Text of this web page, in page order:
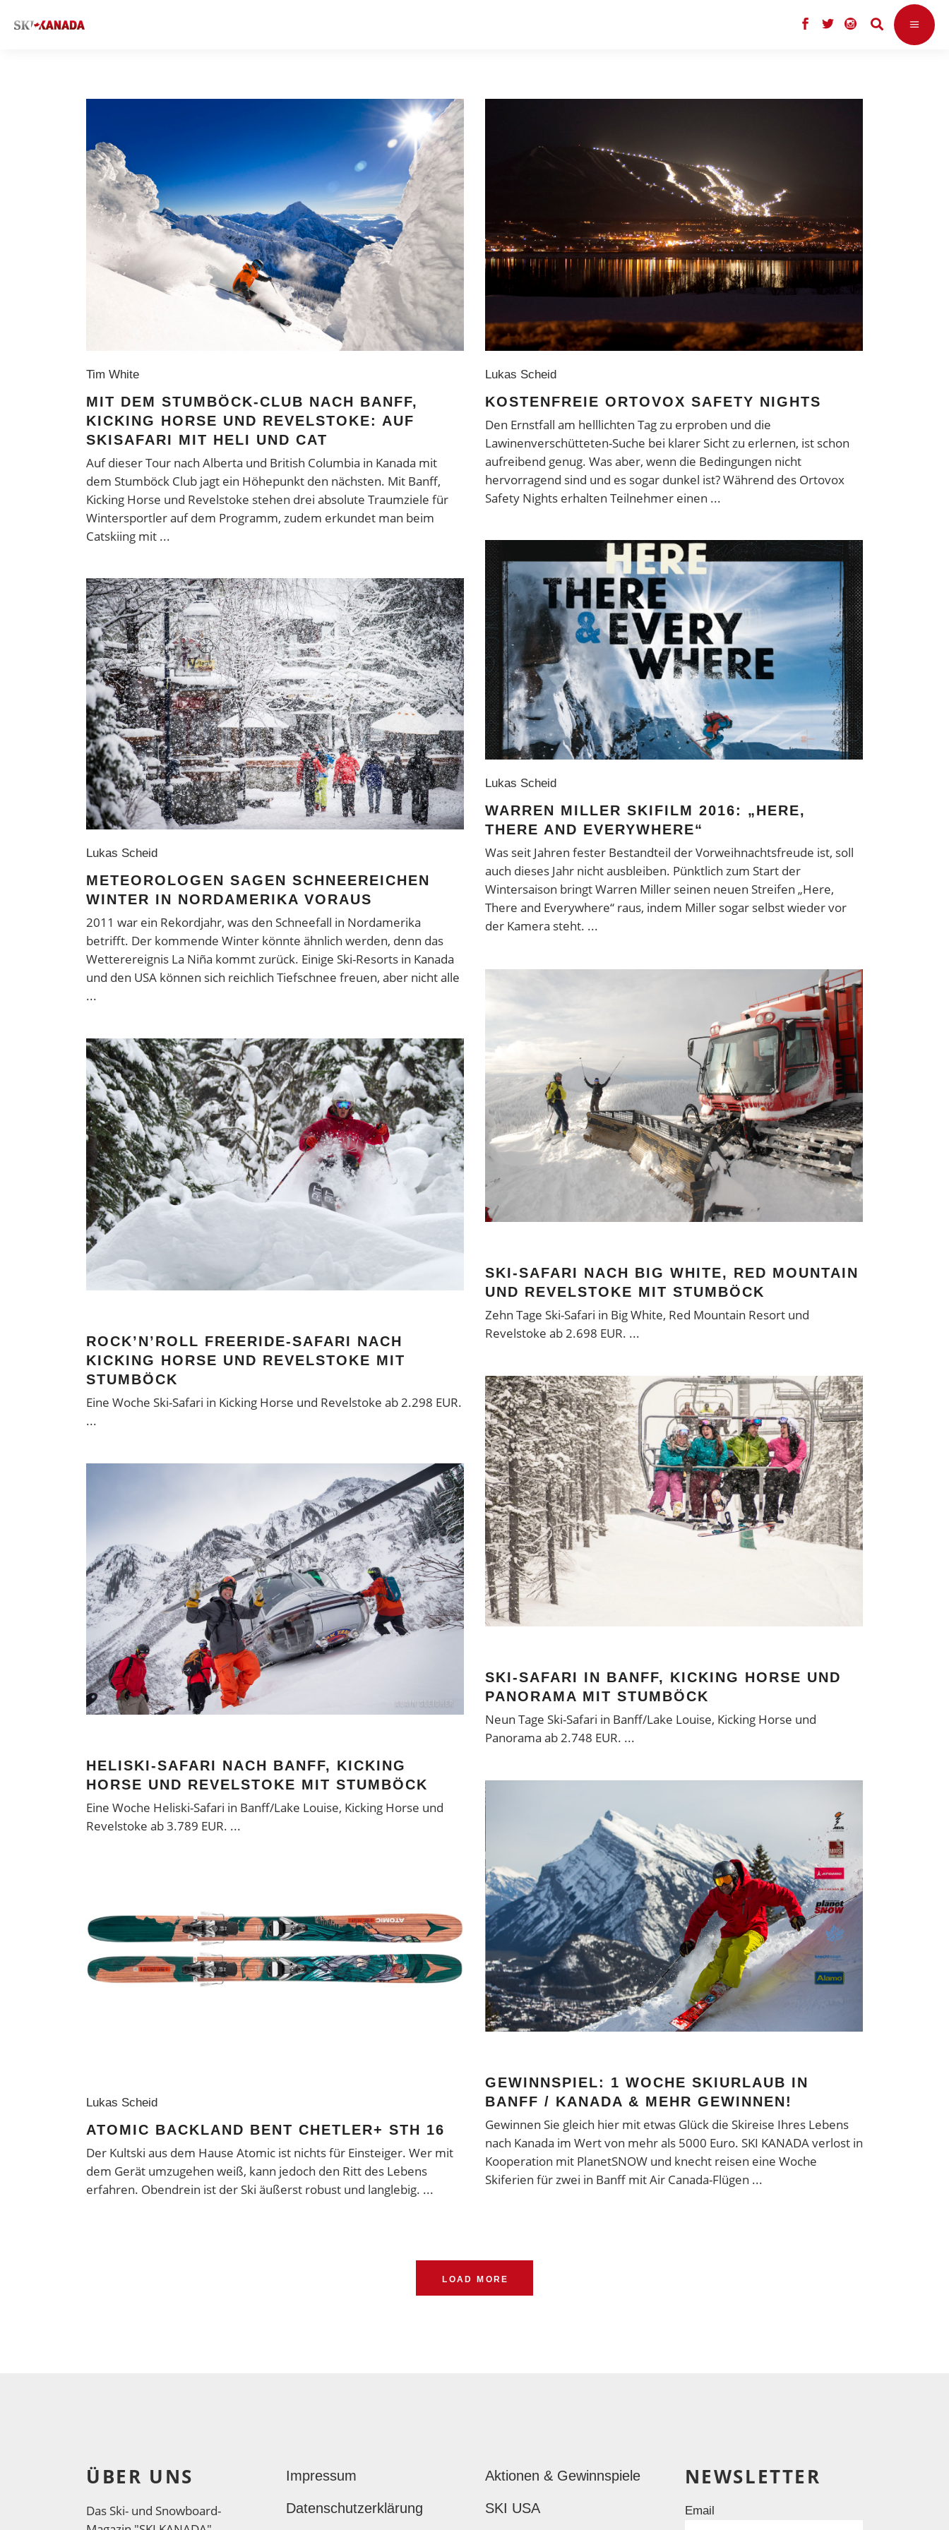
Tim White
MIT DEM STUMBÖCK-CLUB NACH BANFF,
KICKING HORSE UND REVELSTOKE: AUF
SKISAFARI MIT HELI UND CAT
Auf dieser Tour nach Alberta und British Columbia in Kanada mit
dem Stumböck Club jagt ein Höhepunkt den nächsten. Mit Banff,
Kicking Horse und Revelstoke stehen drei absolute Traumziele für
Wintersportler auf dem Programm, zudem erkundet man beim
Catskiing mit
Lukas Scheid
KOSTENFREIE ORTOVOX SAFETY NIGHTS
Den Ernstfall am helllichten Tag zu erproben und die
Lawinenverschütteten-Suche bei klarer Sicht zu erlernen, ist schon
aufreibend genug. Was aber, wenn die Bedingungen nicht
hervorragend sind und es sogar dunkel ist? Während des Ortovox
Safety Nights erhalten Teilnehmer einen
Lukas Scheid
WARREN MILLER SKIFILM 2016: „HERE,
THERE AND EVERYWHERE“
Was seit Jahren fester Bestandteil der Vorweihnachtsfreude ist, soll
auch dieses Jahr nicht ausbleiben. Pünktlich zum Start der
Wintersaison bringt Warren Miller seinen neuen Streifen „Here,
There and Everywhere“ raus, indem Miller sogar selbst wieder vor
der Kamera steht.
Lukas Scheid
METEOROLOGEN SAGEN SCHNEEREICHEN
WINTER IN NORDAMERIKA VORAUS
2011 war ein Rekordjahr, was den Schneefall in Nordamerika
betrifft. Der kommende Winter könnte ähnlich werden, denn das
Wetterereignis La Niña kommt zurück. Einige Ski-Resorts in Kanada
und den USA können sich reichlich Tiefschnee freuen, aber nicht alle
SKI-SAFARI NACH BIG WHITE, RED MOUNTAIN
UND REVELSTOKE MIT STUMBÖCK
Zehn Tage Ski-Safari in Big White, Red Mountain Resort und
Revelstoke ab 2.698 EUR.
ROCK’N’ROLL FREERIDE-SAFARI NACH
KICKING HORSE UND REVELSTOKE MIT
STUMBÖCK
Eine Woche Ski-Safari in Kicking Horse und Revelstoke ab 2.298 EUR.
SKI-SAFARI IN BANFF, KICKING HORSE UND
PANORAMA MIT STUMBÖCK
Neun Tage Ski-Safari in Banff/Lake Louise, Kicking Horse und
Panorama ab 2.748 EUR.
HELISKI-SAFARI NACH BANFF, KICKING
HORSE UND REVELSTOKE MIT STUMBÖCK
Eine Woche Heliski-Safari in Banff/Lake Louise, Kicking Horse und
Revelstoke ab 3.789 EUR.
GEWINNSPIEL: 1 WOCHE SKIURLAUB IN
BANFF / KANADA & MEHR GEWINNEN!
Gewinnen Sie gleich hier mit etwas Glück die Skireise Ihres Lebens
nach Kanada im Wert von mehr als 5000 Euro. SKI KANADA verlost in
Kooperation mit PlanetSNOW und knecht reisen eine Woche
Skiferien für zwei in Banff mit Air Canada-Flügen
Lukas Scheid
ATOMIC BACKLAND BENT CHETLER+ STH 16
Der Kultski aus dem Hause Atomic ist nichts für Einsteiger. Wer mit
dem Gerät umzugehen weiß, kann jedoch den Ritt des Lebens
erfahren. Obendrein ist der Ski äußerst robust und langlebig.
LOAD MORE
ÜBER UNS
Das Ski- und Snowboard-
Impressum
Datenschutzerklärung
Aktionen & Gewinnspiele
SKI USA
NEWSLETTER
Email